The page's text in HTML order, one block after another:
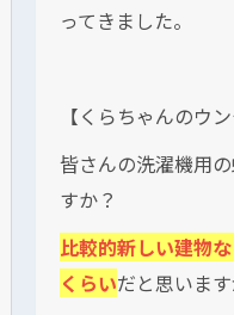
ってきました。
【くらちゃんのウ
皆さんの洗濯機用
すか？
比較的新しい建物
くらいだと思いま